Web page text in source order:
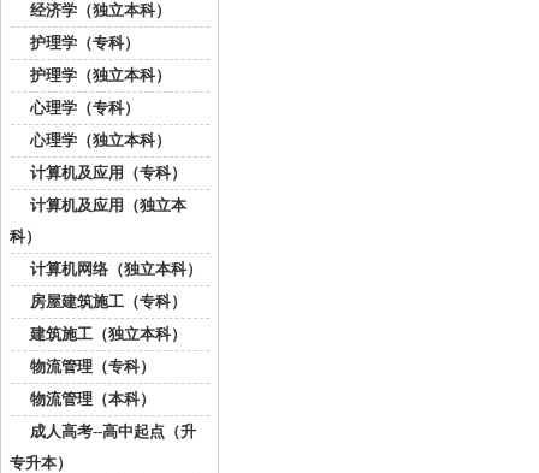
经济学（独立本科）
护理学（专科）
护理学（独立本科）
心理学（专科）
心理学（独立本科）
计算机及应用（专科）
计算机及应用（独立本
科）
计算机网络（独立本科）
房屋建筑施工（专科）
建筑施工（独立本科）
物流管理（专科）
物流管理（本科）
成人高考--高中起点（升
专升本）